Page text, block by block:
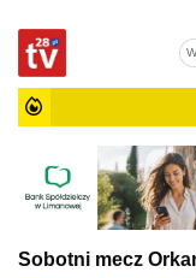
Sobotni mecz